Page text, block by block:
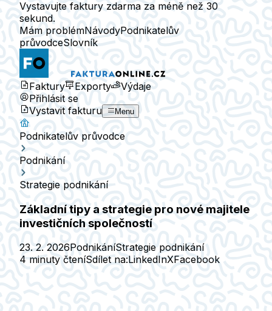
Vystavujte faktury zdarma za méně než 30
sekund.
Mám problémNávodyPodnikatelův
průvodceSlovník
Faktury Exporty
Výdaje
Přihlásit se
Vystavit fakturu
Menu
Podnikatelův průvodce
Podnikání
Strategie podnikání
Základní tipy a strategie pro nové majitele
investičních společností
23. 2. 2026PodnikáníStrategie podnikání
4 minuty čteníSdílet na:LinkedInXFacebook